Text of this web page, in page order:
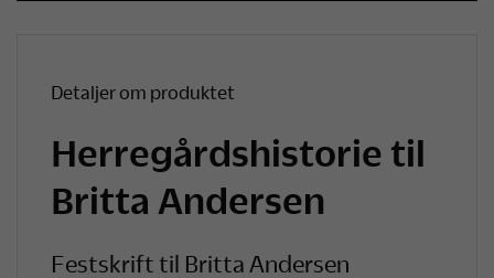
Detaljer om produktet
Herregårdshistorie til
Britta Andersen
Festskrift til Britta Andersen